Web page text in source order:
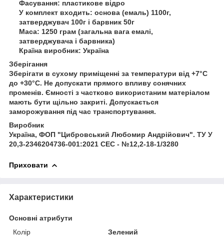
Фасування: пластикове відро
У комплект входить: основа (емаль) 1100г,
затверджувач 100г і барвник 50г
Маса: 1250 грам (загальна вага емалі,
затверджувача і барвника)
Країна виробник: Україна
Зберігання
Зберігати в сухому приміщенні за температури від +7°С
до +30°С. Не допускати прямого впливу сонячних
променів. Ємності з частково використаним матеріалом
мають бути щільно закриті. Допускається
заморожування під час транспортування.
Виробник
Україна, ФОП "Цибровський Любомир Андрійович". ТУ У
20,3-2346204736-001:2021 СЕС - №12,2-18-1/3280
Приховати
Характеристики
Основні атрибути
Колір
Зелений